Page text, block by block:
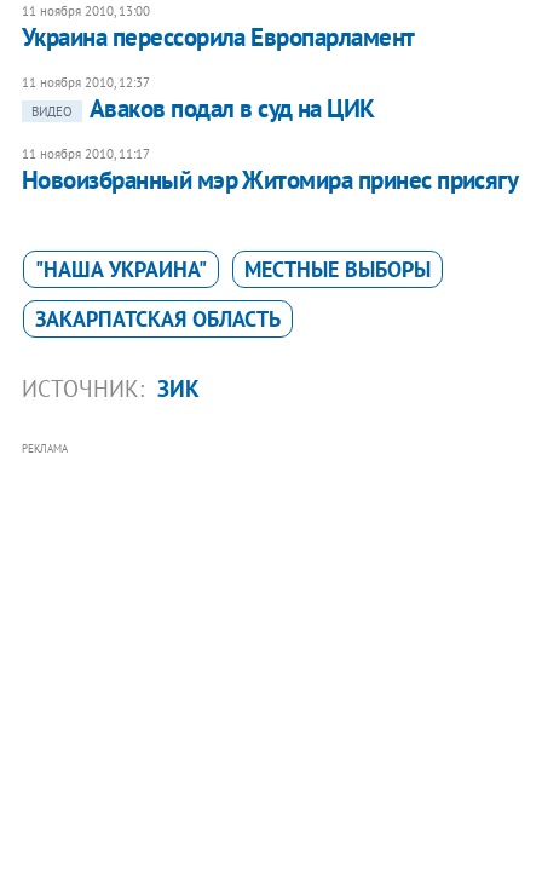
11 ноября 2010, 13:00
Украина перессорила Европарламент
11 ноября 2010, 12:37
ВИДЕО
Аваков подал в суд на ЦИК
11 ноября 2010, 11:17
Новоизбранный мэр Житомира принес присягу
"НАША УКРАИНА"
МЕСТНЫЕ ВЫБОРЫ
ЗАКАРПАТСКАЯ ОБЛАСТЬ
ИСТОЧНИК: ЗИК
РЕКЛАМА